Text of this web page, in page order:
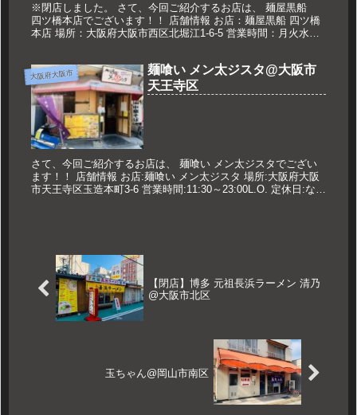
※閉店しました。 さて、今回ご紹介するお店は、 麺屋黒船
四ツ橋本店でございます！！ 店舗情報 お店：麺屋黒船 四ツ橋
本店 場所：大阪府大阪市西区北堀江1-6-5 営業時間：月火水
大阪府大阪市
麺喰い メン太ジスタ@大阪市
天王寺区
さて、今回ご紹介するお店は、 麺喰い メン太ジスタでござい
ます！！ 店舗情報 お店:麺喰い メン太ジスタ 場所:大阪府大阪
市天王寺区玉造本町3-6 営業時間:11:30～23:00L.O. 定休日:なし
【閉店】博多 元祖長浜ラーメン 清乃
@大阪市北区
玉ちゃん@岡山市南区